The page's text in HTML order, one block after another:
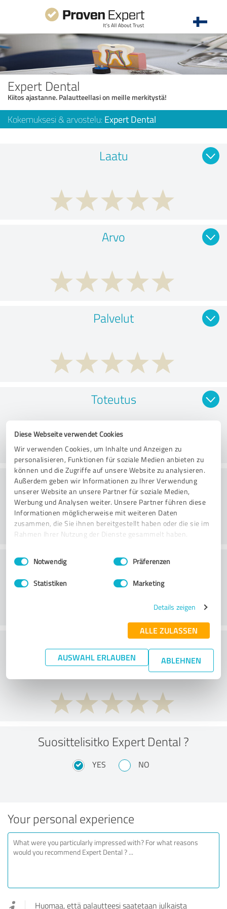
Diese Webseite verwendet Cookies
Wir verwenden Cookies, um Inhalte und Anzeigen zu
personalisieren, Funktionen für soziale Medien anbieten zu
können und die Zugriffe auf unsere Website zu analysieren.
Außerdem geben wir Informationen zu Ihrer Verwendung
unserer Website an unsere Partner für soziale Medien,
Werbung und Analysen weiter. Unsere Partner führen diese
Informationen möglicherweise mit weiteren Daten
zusammen, die Sie ihnen bereitgestellt haben oder die sie im
Rahmen Ihrer Nutzung der Dienste gesammelt haben.
Impressum Datenschutzbestimmungen
Einwilligungsauswahl
Notwendig Präferenzen
Statistiken Marketing
Details zeigen
ALLE ZULASSEN
AUSWAHL ERLAUBEN ABLEHNEN
Expert Dental
Kiitos ajastanne. Palautteellasi on meille merkitystä!
Kokemuksesi & arvostelu: Expert Dental
Laatu
Arvo
Palvelut
Toteutus
Konsultointi
Asiakaspalvelu
What do you think of the price to
performance ratio?
Suosittelisitko Expert Dental ?
YES NO
Your personal experience
Huomaa, että palautteesi saatetaan julkaista